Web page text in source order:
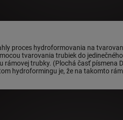
proces hydroformovania na
tvarovania trubiek do
rámovej trubky. (Plochá časť písmena
hydroformingu je, že na takomto